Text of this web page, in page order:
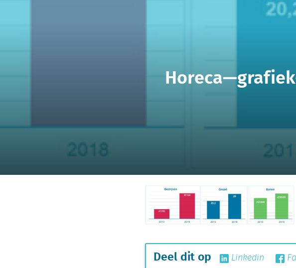
Deel dit op Linkedin